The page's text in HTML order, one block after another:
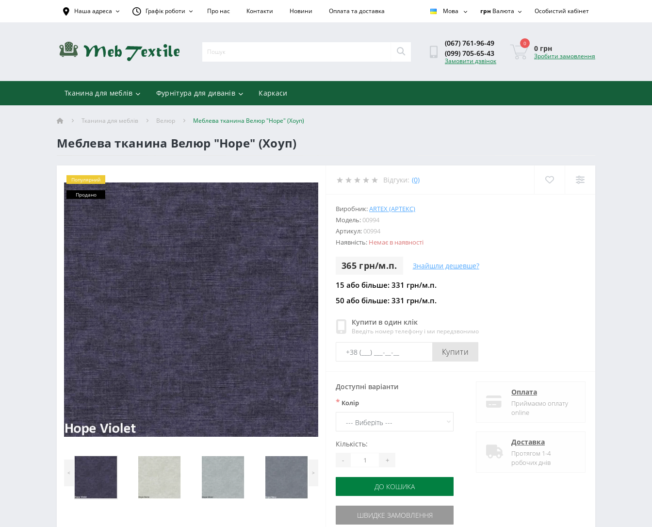
Наша адреса Графік роботи Про нас Контакти Новини Оплата та доставка Мова грн Валюта Особистий кабінет
(067) 761-96-49
(099) 705-65-43
Замовити дзвінок
0
0 грн
Зробити замовлення
Тканина для меблів Фурнітура для диванів Каркаси
Тканина для меблів Велюр Меблева тканина Велюр "Норе" (Хоуп)
Меблева тканина Велюр "Норе" (Хоуп)
Популярний
Продано
< >
Відгуки: (0)
Виробник:ARTEX (АРТЕКС)
Модель:00994
Артикул:00994
Наявність: Немає в наявності
365 грн/м.п. Знайшли дешевше?
15 або більше: 331 грн/м.п.
50 або більше: 331 грн/м.п.
Купити в один клік
Введіть номер телефону і ми передзвонимо
Купити
Доступні варіанти
* Колір
Кількість:
- +
ДО КОШИКА
ШВИДКЕ ЗАМОВЛЕННЯ
Оплата
Приймаємо оплату
online
Доставка
Протягом 1-4
робочих днів